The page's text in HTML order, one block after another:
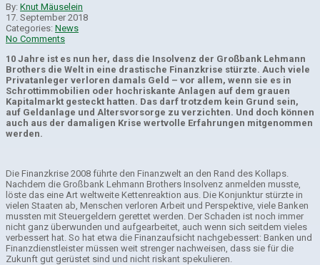
By: Knut Mäuselein
17. September 2018
Categories: News
No Comments
10 Jahre ist es nun her, dass die Insolvenz der Großbank Lehmann
Brothers die Welt in eine drastische Finanzkrise stürzte. Auch viele
Privatanleger verloren damals Geld – vor allem, wenn sie es in
Schrottimmobilien oder hochriskante Anlagen auf dem grauen
Kapitalmarkt gesteckt hatten. Das darf trotzdem kein Grund sein,
auf Geldanlage und Altersvorsorge zu verzichten. Und doch können
auch aus der damaligen Krise wertvolle Erfahrungen mitgenommen
werden.
Die Finanzkrise 2008 führte den Finanzwelt an den Rand des Kollaps.
Nachdem die Großbank Lehmann Brothers Insolvenz anmelden musste,
löste das eine Art weltweite Kettenreaktion aus. Die Konjunktur stürzte in
vielen Staaten ab, Menschen verloren Arbeit und Perspektive, viele Banken
mussten mit Steuergeldern gerettet werden. Der Schaden ist noch immer
nicht ganz überwunden und aufgearbeitet, auch wenn sich seitdem vieles
verbessert hat. So hat etwa die Finanzaufsicht nachgebessert: Banken und
Finanzdienstleister müssen weit strenger nachweisen, dass sie für die
Zukunft gut gerüstet sind und nicht riskant spekulieren.